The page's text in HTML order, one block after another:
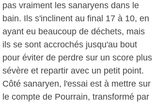
pas vraiment les sanaryens dans le
bain. Ils s'inclinent au final 17 à 10, en
ayant eu beaucoup de déchets, mais
ils se sont accrochés jusqu'au bout
pour éviter de perdre sur un score plus
sévère et repartir avec un petit point.
Côté sanaryen, l'essai est à mettre sur
le compte de Pourrain, transformé par